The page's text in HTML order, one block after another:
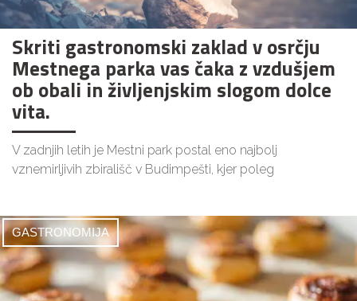
Skriti gastronomski zaklad v osrčju
Mestnega parka vas čaka z vzdušjem
ob obali in življenjskim slogom dolce
vita.
V zadnjih letih je Mestni park postal eno najbolj
vznemirljivih zbirališč v Budimpešti, kjer poleg
GASTRONOMIJA